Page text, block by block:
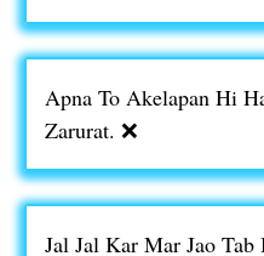
Apna To Akelapan Hi
Zarurat. ❌
Jal Jal Kar Mar Jao